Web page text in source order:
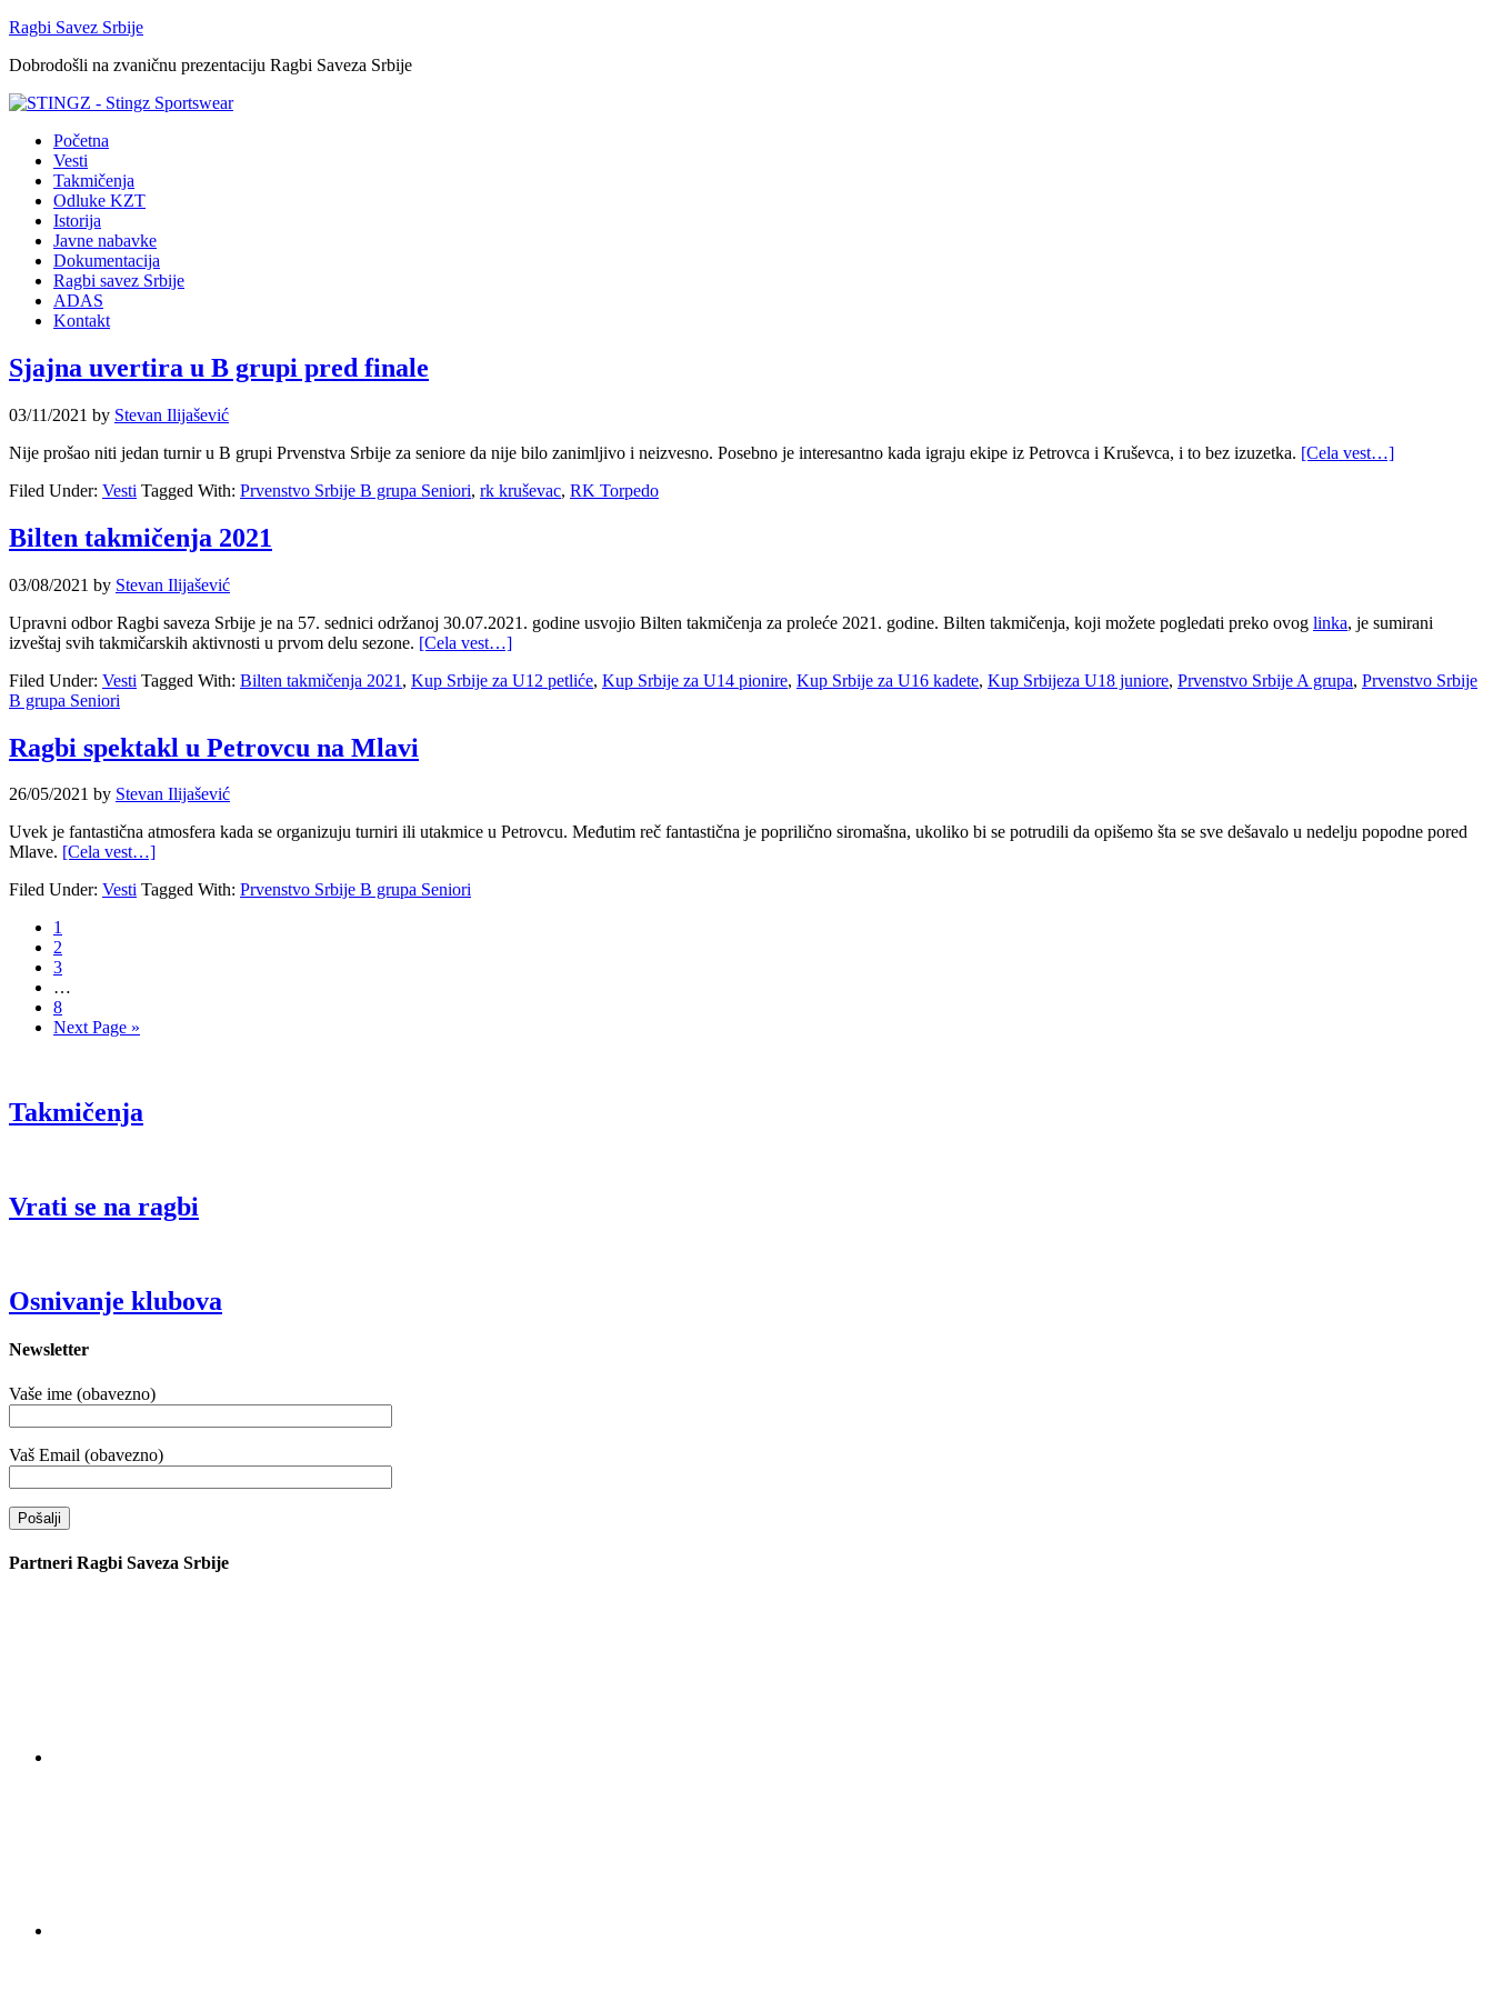
Ragbi Savez Srbije
Dobrodošli na zvaničnu prezentaciju Ragbi Saveza Srbije
Početna
Vesti
Takmičenja
Odluke KZT
Istorija
Javne nabavke
Dokumentacija
Ragbi savez Srbije
ADAS
Kontakt
Sjajna uvertira u B grupi pred finale
03/11/2021 by Stevan Ilijašević
Nije prošao niti jedan turnir u B grupi Prvenstva Srbije za seniore da nije bilo zanimljivo i neizvesno. Posebno je interesantno kada igraju ekipe iz Petrovca i Kruševca, i to bez izuzetka. [Cela vest…]
Filed Under: Vesti Tagged With: Prvenstvo Srbije B grupa Seniori, rk kruševac, RK Torpedo
Bilten takmičenja 2021
03/08/2021 by Stevan Ilijašević
Upravni odbor Ragbi saveza Srbije je na 57. sednici održanoj 30.07.2021. godine usvojio Bilten takmičenja za proleće 2021. godine. Bilten takmičenja, koji možete pogledati preko ovog linka, je sumirani
izveštaj svih takmičarskih aktivnosti u prvom delu sezone. [Cela vest…]
Filed Under: Vesti Tagged With: Bilten takmičenja 2021 , Kup Srbije za U12 petliće, Kup Srbije za U14 pionire, Kup Srbije za U16 kadete, Kup Srbijeza U18 juniore, Prvenstvo Srbije A grupa, Prvenstvo Srbije
B grupa Seniori
Ragbi spektakl u Petrovcu na Mlavi
26/05/2021 by Stevan Ilijašević
Uvek je fantastična atmosfera kada se organizuju turniri ili utakmice u Petrovcu. Međutim reč fantastična je poprilično siromašna, ukoliko bi se potrudili da opišemo šta se sve dešavalo u nedelju popodne pored
Mlave. [Cela vest…]
Filed Under: Vesti Tagged With: Prvenstvo Srbije B grupa Seniori
1
2
3
…
8
Next Page »
Takmičenja
Vrati se na ragbi
Osnivanje klubova
Newsletter
Vaše ime (obavezno)
Vaš Email (obavezno)
Partneri Ragbi Saveza Srbije